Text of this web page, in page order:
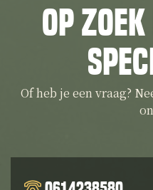
Op
Of heb je een vraag?